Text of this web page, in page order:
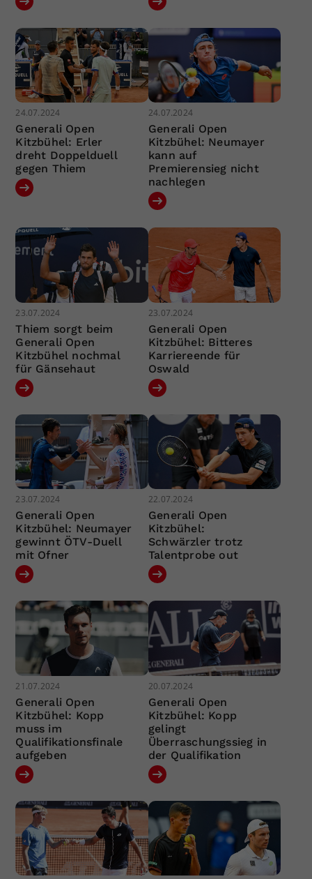
24.07.2024
Generali Open
Kitzbühel: Erler
dreht Doppelduell
gegen Thiem
24.07.2024
Generali Open
Kitzbühel: Neumayer
kann auf
Premierensieg nicht
nachlegen
23.07.2024
Thiem sorgt beim
Generali Open
Kitzbühel nochmal
für Gänsehaut
23.07.2024
Generali Open
Kitzbühel: Bitteres
Karriereende für
Oswald
23.07.2024
Generali Open
Kitzbühel: Neumayer
gewinnt ÖTV-Duell
mit Ofner
22.07.2024
Generali Open
Kitzbühel:
Schwärzler trotz
Talentprobe out
21.07.2024
Generali Open
Kitzbühel: Kopp
muss im
Qualifikationsfinale
aufgeben
20.07.2024
Generali Open
Kitzbühel: Kopp
gelingt
Überraschungssieg in
der Qualifikation